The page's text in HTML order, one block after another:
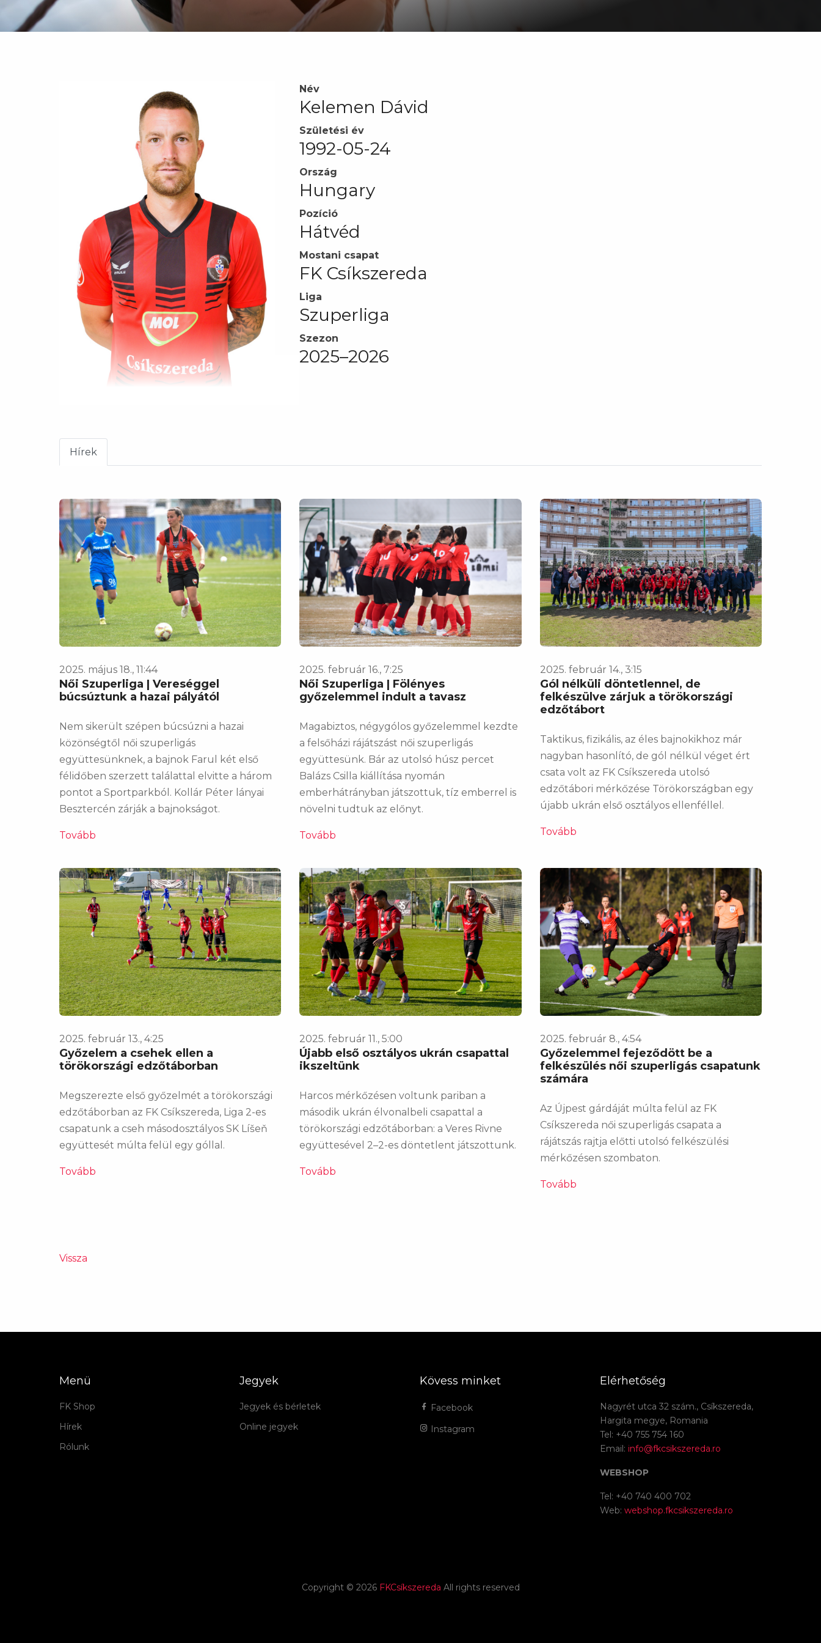
Név
Kelemen Dávid
Születési év
1992-05-24
Ország
Hungary
Pozíció
Hátvéd
Mostani csapat
FK Csíkszereda
Liga
Szuperliga
Szezon
2025–2026
Hírek
2025. május 18., 11:44
Női Szuperliga | Vereséggel
búcsúztunk a hazai pályától
Nem sikerült szépen búcsúzni a hazai
közönségtől női szuperligás
együttesünknek, a bajnok Farul két első
félidőben szerzett találattal elvitte a három
pontot a Sportparkból. Kollár Péter lányai
Besztercén zárják a bajnokságot.
Tovább
2025. február 16., 7:25
Női Szuperliga | Fölényes
győzelemmel indult a tavasz
Magabiztos, négygólos győzelemmel kezdte
a felsőházi rájátszást női szuperligás
együttesünk. Bár az utolsó húsz percet
Balázs Csilla kiállítása nyomán
emberhátrányban játszottuk, tíz emberrel is
növelni tudtuk az előnyt.
Tovább
2025. február 14., 3:15
Gól nélküli döntetlennel, de
felkészülve zárjuk a törökországi
edzőtábort
Taktikus, fizikális, az éles bajnokikhoz már
nagyban hasonlító, de gól nélkül véget ért
csata volt az FK Csíkszereda utolsó
edzőtábori mérkőzése Törökországban egy
újabb ukrán első osztályos ellenféllel.
Tovább
2025. február 13., 4:25
Győzelem a csehek ellen a
törökországi edzőtáborban
Megszerezte első győzelmét a törökországi
edzőtáborban az FK Csíkszereda, Liga 2-es
csapatunk a cseh másodosztályos SK Líšeň
együttesét múlta felül egy góllal.
Tovább
2025. február 11., 5:00
Újabb első osztályos ukrán csapattal
ikszeltünk
Harcos mérkőzésen voltunk pariban a
második ukrán élvonalbeli csapattal a
törökországi edzőtáborban: a Veres Rivne
együttesével 2–2-es döntetlent játszottunk.
Tovább
2025. február 8., 4:54
Győzelemmel fejeződött be a
felkészülés női szuperligás csapatunk
számára
Az Újpest gárdáját múlta felül az FK
Csíkszereda női szuperligás csapata a
rájátszás rajtja előtti utolsó felkészülési
mérkőzésen szombaton.
Tovább
Vissza
Menü
FK Shop
Hírek
Rólunk
Jegyek
Jegyek és bérletek
Online jegyek
Kövess minket
Facebook
Instagram
Elérhetőség
Nagyrét utca 32 szám., Csíkszereda,
Hargita megye, Romania
Tel: +40 755 754 160
Email: info@fkcsikszereda.ro
WEBSHOP
Tel: +40 740 400 702
Web: webshop.fkcsikszereda.ro
Copyright © 2026 FKCsíkszereda All rights reserved